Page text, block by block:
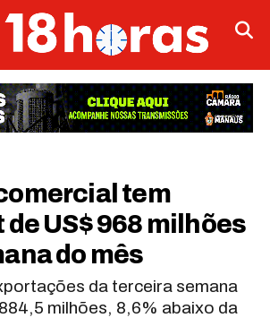
tem
US$ 968 milhões
do mês
da terceira semana
milhões, 8,6% abaixo da